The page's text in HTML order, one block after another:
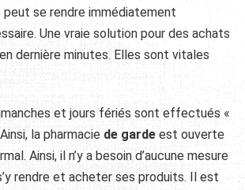
peut se rendre immédiatement
Une vraie solution pour des achats
dernière minutes. Elles sont vitales
et jours fériés sont effectués «
la pharmacie de garde est ouverte
Ainsi, il n’y a besoin d’aucune mesure
rendre et acheter ses produits. Il est